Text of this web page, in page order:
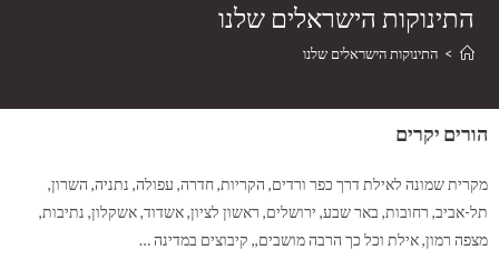
התינוקות הישראלים שלנו
> התינוקות הישראלים שלנו
הורים יקרים
מקרית שמונה לאילת דרך כפר ורדים, הקריות, חדרה, עפולה, נתניה, השרון,
תל-אביב, רחובות, באר שבע, ירושלים, ראשון לציון, אשדוד, אשקלון, נתיבות,
מצפה רמון, אילת וכל כך הרבה מושבים,, קיבוצים במדינה …